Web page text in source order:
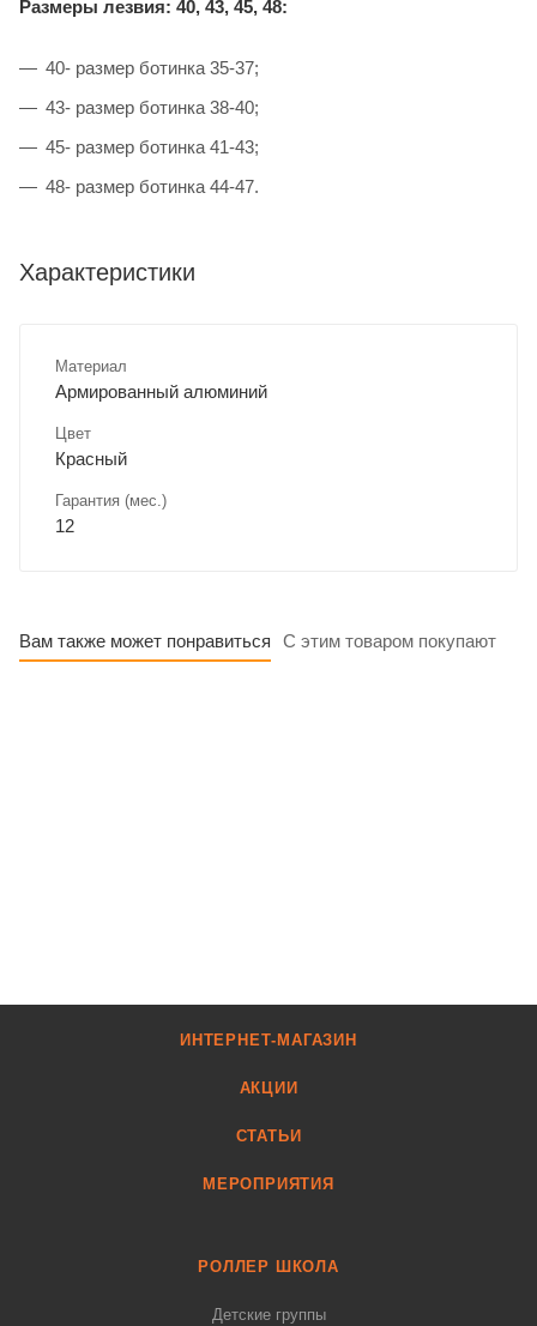
Размеры лезвия: 40, 43, 45, 48:
40- размер ботинка 35-37;
43- размер ботинка 38-40;
45- размер ботинка 41-43;
48- размер ботинка 44-47.
Характеристики
Материал
Армированный алюминий
Цвет
Красный
Гарантия (мес.)
12
Вам также может понравиться С этим товаром покупают
ИНТЕРНЕТ-МАГАЗИН
АКЦИИ
СТАТЬИ
МЕРОПРИЯТИЯ
РОЛЛЕР ШКОЛА
Детские группы